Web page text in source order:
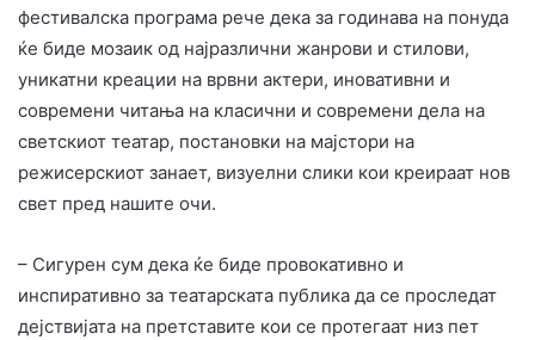
фестивалска програма рече дека за годинава на понуда
ќе биде мозаик од најразлични жанрови и стилови,
уникатни креации на врвни актери, иновативни и
современи читања на класични и современи дела на
светскиот театар, постановки на мајстори на
режисерскиот занает, визуелни слики кои креираат нов
свет пред нашите очи.
– Сигурен сум дека ќе биде провокативно и
инспиративно за театарската публика да се проследат
дејствијата на претставите кои се протегаат низ пет